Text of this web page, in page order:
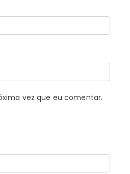
vez que eu comentar.